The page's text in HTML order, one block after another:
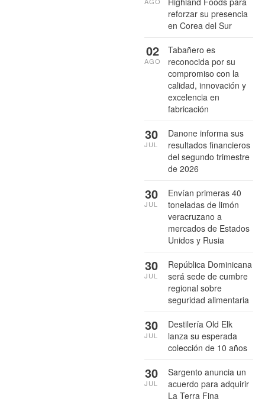
reforzar su presencia
en Corea del Sur
Tabañero es
reconocida por su
compromiso con la
calidad, innovación y
excelencia en
fabricación
02
AGO
Danone informa sus
resultados financieros
del segundo trimestre
de 2026
30
JUL
Envían primeras 40
toneladas de limón
veracruzano a
mercados de Estados
Unidos y Rusia
30
JUL
República Dominicana
será sede de cumbre
regional sobre
seguridad alimentaria
30
JUL
Destilería Old Elk
lanza su esperada
colección de 10 años
30
JUL
Sargento anuncia un
acuerdo para adquirir
La Terra Fina
30
JUL